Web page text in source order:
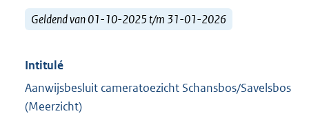
Geldend van 01-10-2025 t/m 31-01-2026
Intitulé
Aanwijsbesluit cameratoezicht Schansbos/Savelsbos
(Meerzicht)